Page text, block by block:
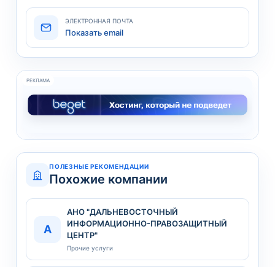
ЭЛЕКТРОННАЯ ПОЧТА
Показать email
РЕКЛАМА
ПОЛЕЗНЫЕ РЕКОМЕНДАЦИИ
Похожие компании
А
АНО "ДАЛЬНЕВОСТОЧНЫЙ
ИНФОРМАЦИОННО-ПРАВОЗАЩИТНЫЙ
ЦЕНТР"
Прочие услуги